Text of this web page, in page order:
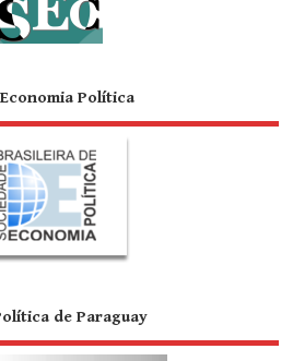
Política
de Paraguay